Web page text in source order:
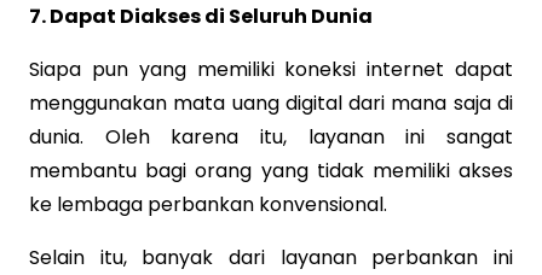
7. Dapat Diakses di Seluruh Dunia
Siapa pun yang memiliki koneksi internet dapat
menggunakan mata uang digital dari mana saja di
dunia. Oleh karena itu, layanan ini sangat
membantu bagi orang yang tidak memiliki akses
ke lembaga perbankan konvensional.
Selain itu, banyak dari layanan perbankan ini